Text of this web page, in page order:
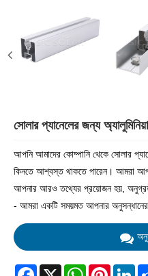
সোলার প্যানেলের জন্য
আপনি আমাদের কোম্পানি থেকে সোলার
কিনতে আশ্বস্ত থাকতে পারেন। আমরা
আপনার আরও তথ্যের প্রয়োজন হয়, অনুগ্রহ
- আমরা একটি সময়মত আপনার
Facebook
X WhatsAppPinterest